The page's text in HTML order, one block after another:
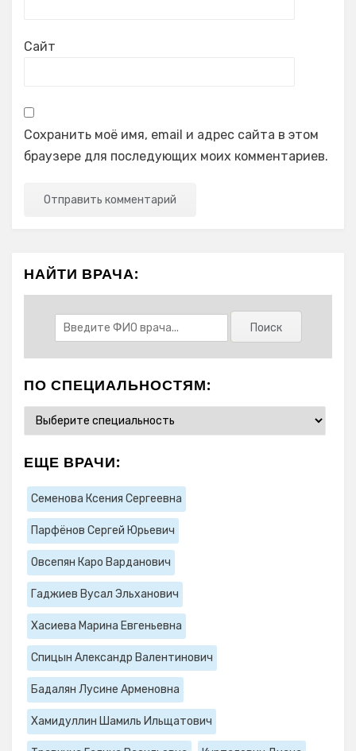
Сайт
Сохранить моё имя, email и адрес сайта в этом
браузере для последующих моих комментариев.
НАЙТИ ВРАЧА:
ПО СПЕЦИАЛЬНОСТЯМ:
ЕЩЕ ВРАЧИ:
Семенова Ксения Сергеевна
Парфёнов Сергей Юрьевич
Овсепян Каро Варданович
Гаджиев Вусал Эльханович
Хасиева Марина Евгеньевна
Спицын Александр Валентинович
Бадалян Лусине Арменовна
Хамидуллин Шамиль Ильщатович